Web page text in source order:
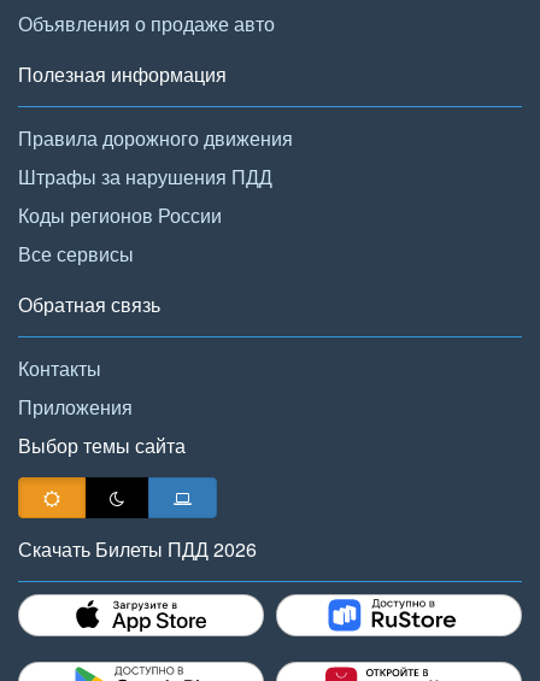
Объявления о продаже авто
Полезная информация
Правила дорожного движения
Штрафы за нарушения ПДД
Коды регионов России
Все сервисы
Обратная связь
Контакты
Приложения
Выбор темы сайта
Скачать Билеты ПДД 2026